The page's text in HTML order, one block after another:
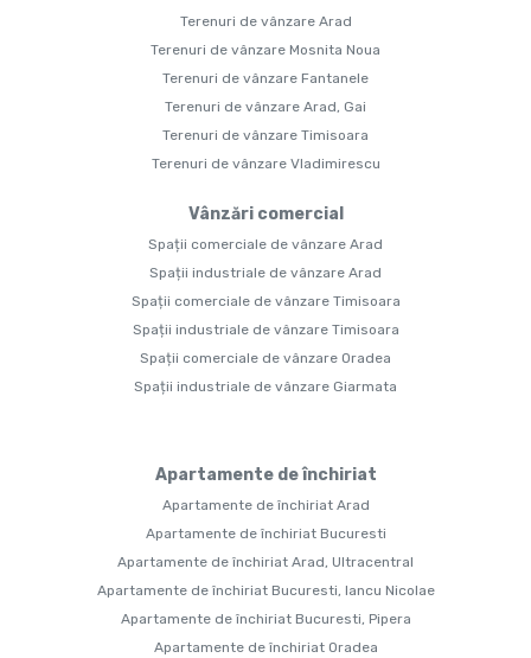
Terenuri de vânzare Arad
Terenuri de vânzare Mosnita Noua
Terenuri de vânzare Fantanele
Terenuri de vânzare Arad, Gai
Terenuri de vânzare Timisoara
Terenuri de vânzare Vladimirescu
Vânzări comercial
Spații comerciale de vânzare Arad
Spații industriale de vânzare Arad
Spații comerciale de vânzare Timisoara
Spații industriale de vânzare Timisoara
Spații comerciale de vânzare Oradea
Spații industriale de vânzare Giarmata
Apartamente de închiriat
Apartamente de închiriat Arad
Apartamente de închiriat Bucuresti
Apartamente de închiriat Arad, Ultracentral
Apartamente de închiriat Bucuresti, Iancu Nicolae
Apartamente de închiriat Bucuresti, Pipera
Apartamente de închiriat Oradea